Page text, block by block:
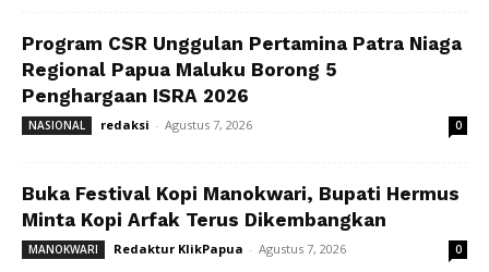
Program CSR Unggulan Pertamina Patra Niaga
Regional Papua Maluku Borong 5
Penghargaan ISRA 2026
NASIONAL redaksi - Agustus 7, 2026 0
Buka Festival Kopi Manokwari, Bupati Hermus
Minta Kopi Arfak Terus Dikembangkan
MANOKWARI Redaktur KlikPapua - Agustus 7, 2026 0